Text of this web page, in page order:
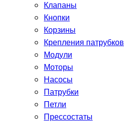
Клапаны
Кнопки
Корзины
Крепления патрубков
Модули
Моторы
Насосы
Патрубки
Петли
Прессостаты